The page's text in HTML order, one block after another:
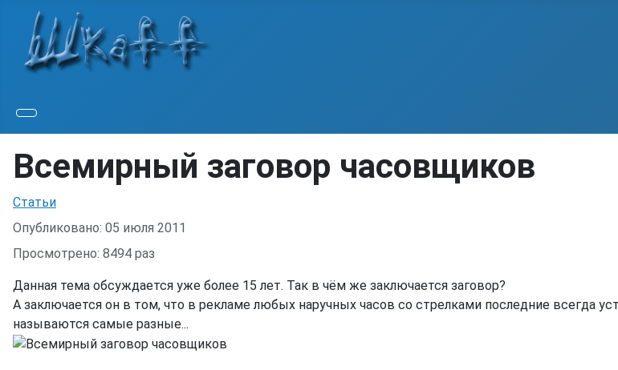
Всемирный заговор часовщиков
Информация о материале
Статьи
Опубликовано: 05 июля 2011
Просмотрено: 8494 раз
Данная тема обсуждается уже более 15 лет. Так в чём же заключается заговор?
А заключается он в том, что в рекламе любых наручных часов со стрелками последние всегда
называются самые разные...